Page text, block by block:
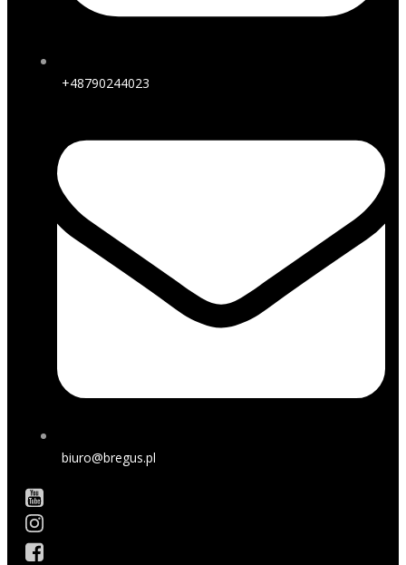
+48790244023
biuro@bregus.pl